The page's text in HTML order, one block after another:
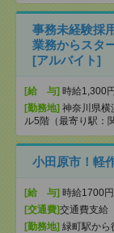
事務未経験採
業務からスタ
[アルバイト]
[給 与] 時給1,300
[勤務地] 神奈川県横
ル5階（最寄り駅：
小田原市！軽
[給 与] 時給1700円
[交通費]交通費支給
[勤務地] 緑町駅から